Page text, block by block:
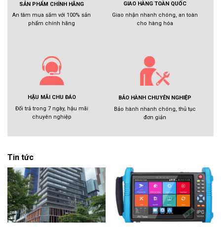
SẢN PHẨM CHÍNH HÃNG
An tâm mua sắm với 100% sản
phẩm chính hãng
GIAO HÀNG TOÀN QUỐC
Giao nhận nhanh chóng, an toàn
cho hàng hóa
HẬU MÃI CHU ĐÁO
Đổi trả trong 7 ngày, hậu mãi
chuyên nghiệp
BẢO HÀNH CHUYÊN NGHIỆP
Bảo hành nhanh chóng, thủ tục
đơn giản
Tin tức